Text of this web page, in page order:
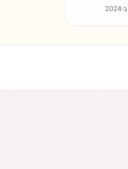
ב-2024